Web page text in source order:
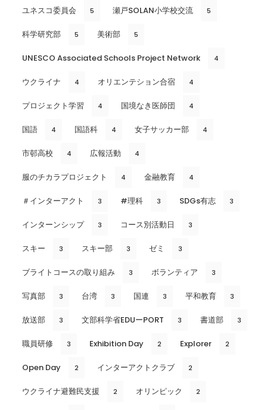
ユネスコ委員会 5 瀬戸SOLAN小学校交流 5
科学研究部 5 美術部 5
UNESCO Associated Schools Project Network 4
ウクライナ 4 オリエンテション合宿 4
プロジェクト学習 4 国境なき医師団 4
国語 4 国語科 4 女子サッカー部 4
市邨高校 4 広報活動 4
服のチカラプロジェクト 4 金融教育 4
＃インターアクト 3 #理科 3 SDGs有志 3
インターンシップ 3 コース別活動日 3
スキー 3 スキー部 3 ゼミ 3
ブライトコースの取り組み 3 ボランティア 3
写真部 3 台湾 3 国連 3 平和教育 3
放送部 3 文部科学省EDUーPORT 3 書道部 3
職員研修 3 Exhibition Day 2 Explorer 2
Open Day 2 インターアクトクラブ 2
ウクライナ避難民支援 2 オリンピック 2